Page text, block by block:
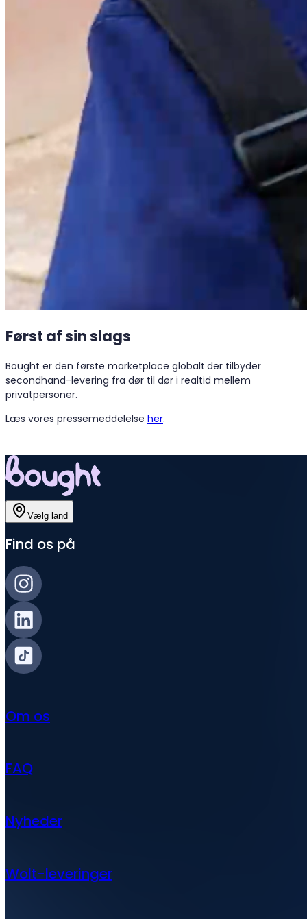
Først af sin slags
Bought er den første marketplace globalt der tilbyder
secondhand-levering fra dør til dør i realtid mellem
privatpersoner.
Læs vores pressemeddelelse her.
Vælg land
Find os på
Om os
FAQ
Nyheder
Wolt-leveringer